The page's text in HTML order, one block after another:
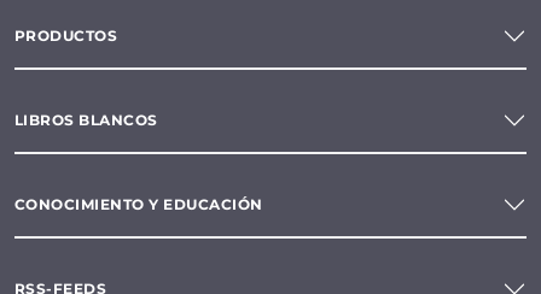
PRODUCTOS
LIBROS BLANCOS
CONOCIMIENTO Y EDUCACIÓN
RSS-FEEDS